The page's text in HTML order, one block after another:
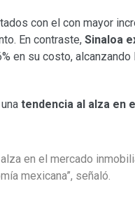
con el con mayor
En contraste, Sinaloa
en su costo,
tendencia al alza en
en el mercado
mexicana”, señaló.